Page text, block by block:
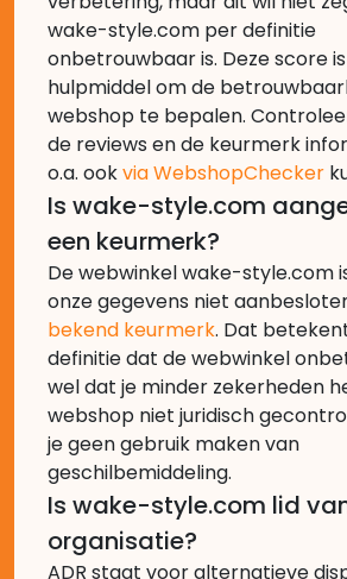
wake-style.com per definitie
onbetrouwbaar is. Deze score
hulpmiddel om de
webshop te bepalen.
de reviews en de keurmerk
o.a. ookvia WebshopChecker
Is wake-style.com
een keurmerk?
De webwinkel wake-style.com
onze gegevens niet
bekend keurmerk. Dat
definitie dat de webwinkel
wel dat je minder zekerheden
webshop niet juridisch
je geen gebruik maken van
geschilbemiddeling.
Is wake-style.com lid
organisatie?
ADR staat voor alternatieve